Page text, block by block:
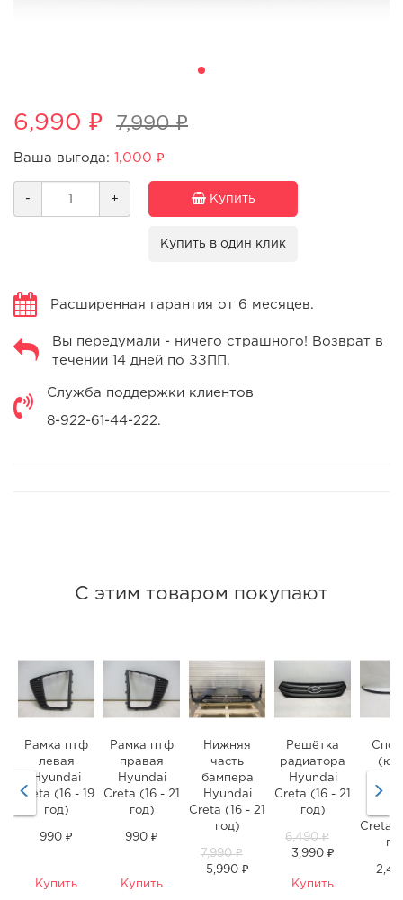
6,990 ₽ 7,990 ₽
Ваша выгода: 1,000 ₽
- + Купить
Купить в один клик
Расширенная гарантия от 6 месяцев.
Вы передумали - ничего страшного! Возврат в
течении 14 дней по ЗЗПП.
Служба поддержки клиентов
8-922-61-44-222.
С этим товаром покупают
Рамка птф
левая
Hyundai
Creta (16 - 19
год)
990 ₽
Купить
Рамка птф
правая
Hyundai
Creta (16 - 21
год)
990 ₽
Купить
Нижняя
часть
бампера
Hyundai
Creta (16 - 21
год)
7,990 ₽
5,990 ₽
Решётка
радиатора
Hyundai
Creta (16 - 21
год)
6,490 ₽
3,990 ₽
Купить
Creta